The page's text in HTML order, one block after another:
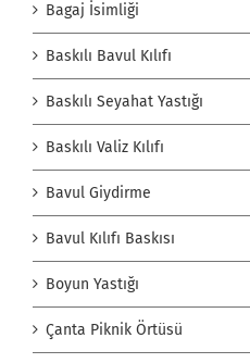
Bagaj İsimliği
Baskılı Bavul Kılıfı
Baskılı Seyahat Yastığı
Baskılı Valiz Kılıfı
Bavul Giydirme
Bavul Kılıfı Baskısı
Boyun Yastığı
Çanta Piknik Örtüsü